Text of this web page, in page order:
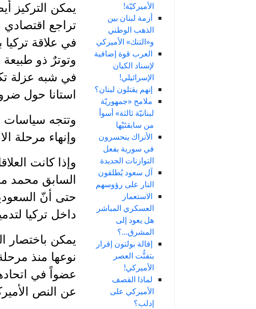
الأميركيّة!
أزمة لبنان بين
الذهب الوطني
و«التنك» الأميركي
العرب قوة إضافية
لإسناد الكيان
الإسرائيلي!
إنهم يقتلون لبنان؟
ملامح «جمهوريّة
لبنانيّة ثالثة» أسوأ
من سابقتَيْها
الأتراك ينحسرون
في سورية بفعل
التوازنات الجديدة
آل سعود يُطلقون
النار على رؤوسهم
الاستعمار
العسكري المباشر
هل يعود إلى
المشرق...؟
إقالة بولتون إقرار
بتفتُّت العصر
الأميركي!
لماذا القصف
الأميركي على
إدلب؟
يمكن التركيز
تراجع
في علاقة
وتوترٌ ذو
في شبه عزلة
استانا حول
وتتجه سياسات
وإنهاء مرحلة
وإذا كانت
السابق محمد
حتى أنّ
داخل تركيا
يمكن باختصار
نوعها منذ
عضواً في
عن النص